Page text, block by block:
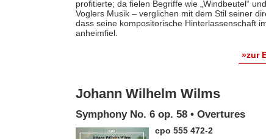
profitierte; da fielen Begriffe wie „Windbeutel“
Voglers Musik – verglichen mit dem Stil seiner
dass seine kompositorische Hinterlassenschaft
anheimfiel.
»zur
Johann Wilhelm Wilms
Symphony No. 6 op. 58 • Overtures
cpo 555 472-2